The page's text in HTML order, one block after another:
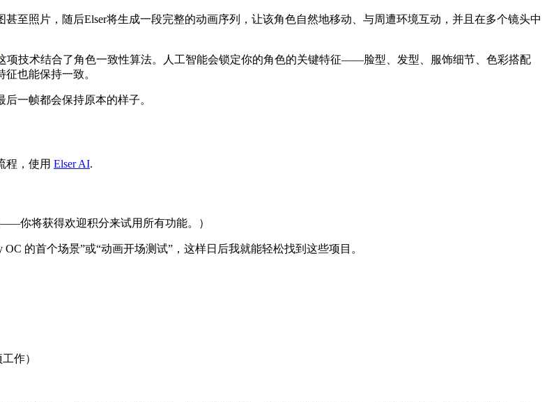
至照片，随后Elser将生成一段完整的动画序列，让该角色自然地移动、与周遭环境互动，并且在多个镜头中
项技术结合了角色一致性算法。人工智能会锁定你的角色的关键特征——脸型、发型、服饰细节、色彩搭配
也能保持一致。
一帧都会保持原本的样子。
程，使用 Elser AI.
你将获得欢迎积分来试用所有功能。）
的首个场景”或“动画开场测试”，这样日后我就能轻松找到这些项目。
作）